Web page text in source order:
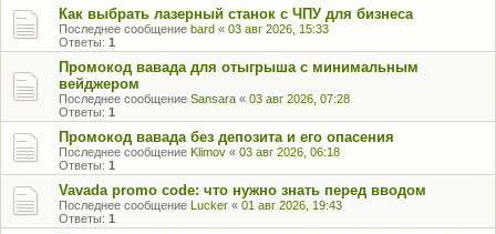
Как выбрать лазерный станок с ЧПУ для бизнеса
Последнее сообщение bard « 03 авг 2026, 15:33
Ответы: 1
Промокод вавада для отыгрыша с минимальным
вейджером
Последнее сообщение Sansara « 03 авг 2026, 07:28
Ответы: 1
Промокод вавада без депозита и его опасения
Последнее сообщение Klimov « 03 авг 2026, 06:18
Ответы: 1
Vavada promo code: что нужно знать перед вводом
Последнее сообщение Lucker « 01 авг 2026, 19:43
Ответы: 1